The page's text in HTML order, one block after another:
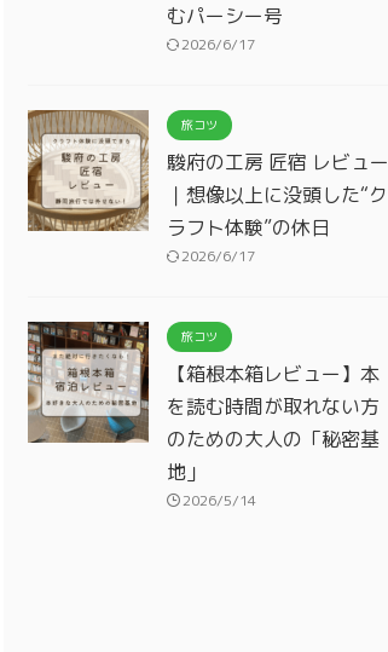
むパーシー号
2026/6/17
旅コツ
駿府の工房 匠宿 レビュー
｜想像以上に没頭した“ク
ラフト体験”の休日
2026/6/17
旅コツ
【箱根本箱レビュー】本
を読む時間が取れない方
のための大人の「秘密基
地」
2026/5/14